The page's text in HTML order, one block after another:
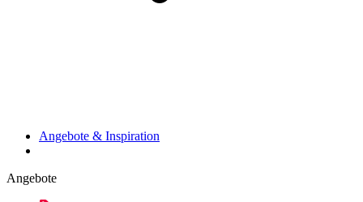
Angebote & Inspiration
Angebote